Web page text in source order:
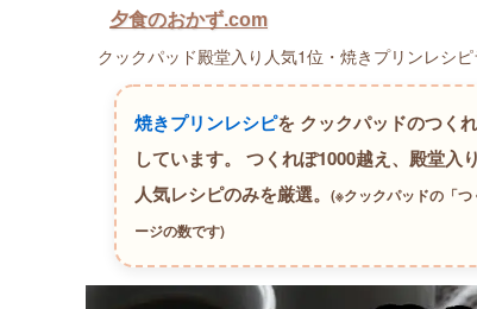
夕食のおかず.com
クックパッド殿堂入り人気1位・焼きプリンレシ
焼きプリンレシピを クックパッドのつく
しています。 つくれぽ1000越え、殿堂入
人気レシピのみを厳選。 (※クックパッドの「
ージの数です)